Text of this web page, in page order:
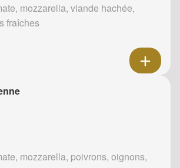
mozzarella, viande hachée,
fraîches
mozzarella, poivrons, oignons,